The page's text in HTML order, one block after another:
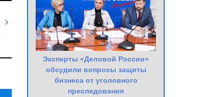
Эксперты «Деловой России»
обсудили вопросы защиты
бизнеса от уголовного
преследования